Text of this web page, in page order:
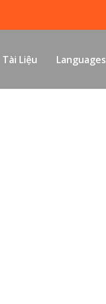
Tài Liệu Languages